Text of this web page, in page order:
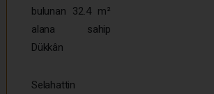
bulunan 32.4 m²
alana sahip
Dükkân
Selahattin